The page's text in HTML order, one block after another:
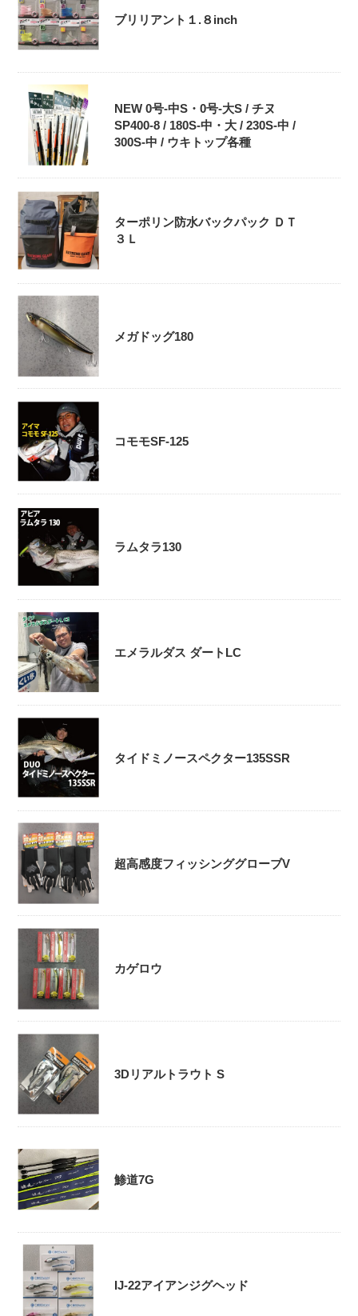
ブリリアント１.８inch
NEW 0号-中S・0号‐大S / チヌ
SP400-8 / 180S-中・大 / 230S-中 /
300S-中 / ウキトップ各種
ターポリン防水バックパック ＤＴ
３Ｌ
メガドッグ180
コモモSF-125
ラムタラ130
エメラルダス ダートLC
タイドミノースペクター135SSR
超高感度フィッシンググローブV
カゲロウ
3Dリアルトラウト S
鯵道7G
IJ-22アイアンジグヘッド